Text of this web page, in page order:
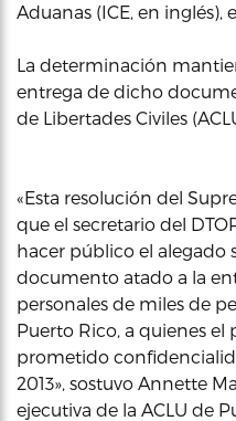
Aduanas (ICE, en
La determinación
entrega de dicho
de Libertades Civiles
«Esta resolución del
que el secretario del
hacer público el alegado
documento atado a la
personales de miles de
Puerto Rico, a quienes
prometido
2013», sostuvo Annette
ejecutiva de la ACLU de